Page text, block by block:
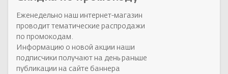
Еженедельно наш интернет-магазин
проводит тематические распродажи
по промокодам.
Информацию о новой акции наши
подписчики получают на день раньше
публикации на сайте баннера